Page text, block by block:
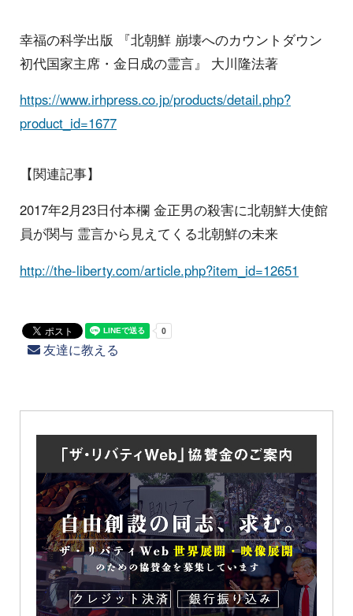
幸福の科学出版 『北朝鮮 崩壊へのカウントダウン
初代国家主席・金日成の霊言』 大川隆法著
https://www.irhpress.co.jp/products/detail.php?
product_id=1677
【関連記事】
2017年2月23日付本欄 金正男の殺害に北朝鮮大使館
員が関与 霊言から見えてくる北朝鮮の未来
http://the-liberty.com/article.php?item_id=12651
友達に教える